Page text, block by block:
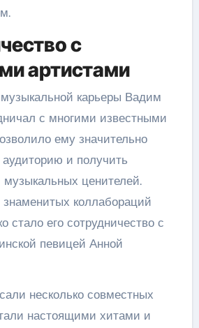
с
артистами
карьеры Вадим
с многими известными
ему значительно
и получить
музыкальных ценителей.
коллабораций
стало его сотрудничество с
певицей Анной
несколько совместных
настоящими хитами и